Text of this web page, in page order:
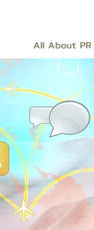
All About PR